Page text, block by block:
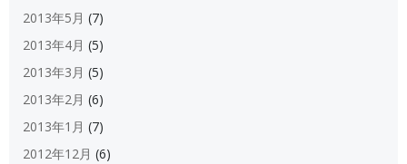
2013年5月 (7)
2013年4月 (5)
2013年3月 (5)
2013年2月 (6)
2013年1月 (7)
2012年12月 (6)